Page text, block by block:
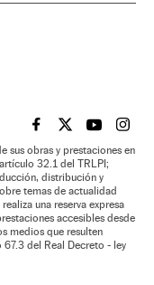
EL PAÍS BRASIL EN
EL PAÍSEL PAÍS
EL
sus obras y prestaciones en
32.1 del TRLPI;
distribución y
temas de actualidad
una reserva expresa
accesibles desde
medios que resulten
del Real Decreto - ley